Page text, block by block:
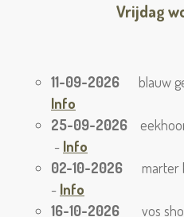
Vrijdag
11-09-2026 blauw
Info
25-09-2026
- Info
02-10-2026
- Info
16-10-2026 vos